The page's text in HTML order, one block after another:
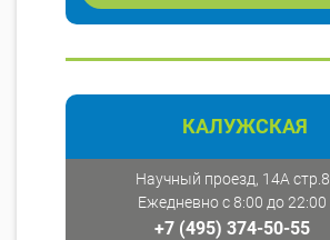
КАЛУЖСКАЯ
Научный проезд, 14А стр.8
Ежедневно с 8:00 до 22:00
+7 (495) 374-50-55